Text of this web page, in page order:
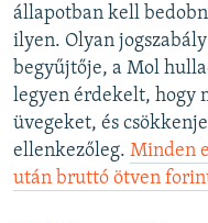
állapotban kell
ilyen. Olyan
begyűjtője, a Mol
legyen érdekelt, hogy
üvegeket, és
ellenkezőleg. Minden
után bruttó ötven